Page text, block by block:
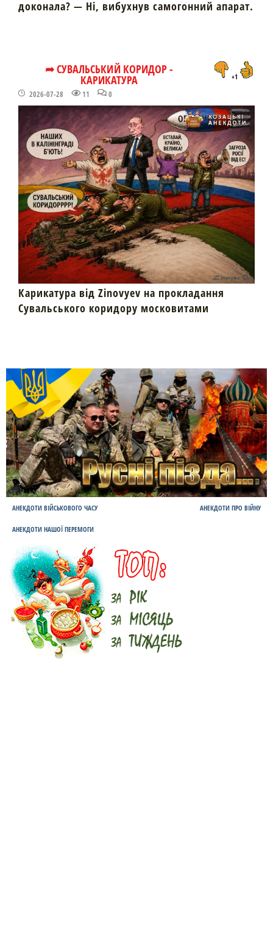
доконала? — Ні, вибухнув самогонний апарат.
➦ СУВАЛЬСЬКИЙ КОРИДОР -
КАРИКАТУРА
2026-07-28 11 0
+1
Карикатура від Zinovyev на прокладання
Сувальського коридору московитами
АНЕКДОТИ ВІЙСЬКОВОГО ЧАСУ АНЕКДОТИ ПРО ВІЙНУ
АНЕКДОТИ НАШОЇ ПЕРЕМОГИ